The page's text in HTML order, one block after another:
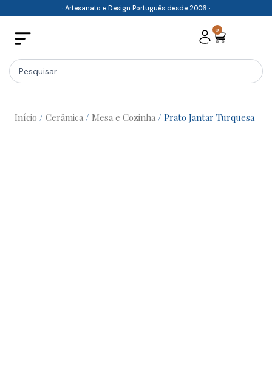
content
· Artesanato e Design Português desde 2006 ·
0
Cart
Search
...
Início / Cerâmica / Mesa e Cozinha / Prato Jantar Turquesa